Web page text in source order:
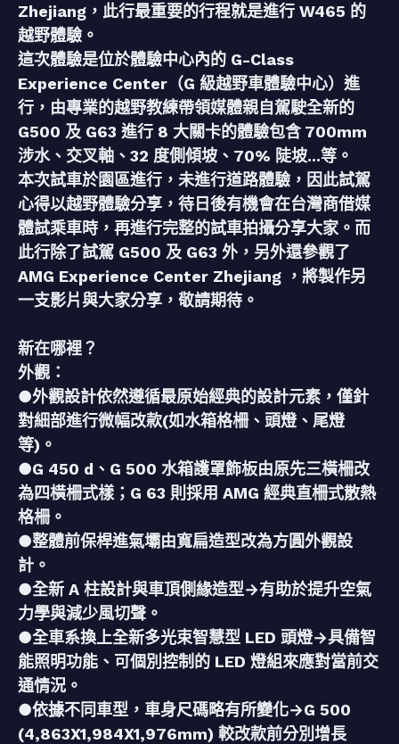
Zhejiang，此行最重要的行程就是進行 W465 的
越野體驗。
這次體驗是位於體驗中心內的 G-Class
Experience Center（G 級越野車體驗中心）進
行，由專業的越野教練帶領媒體親自駕駛全新的
G500 及 G63 進行 8 大關卡的體驗包含 700mm
涉水、交叉軸、32 度側傾坡、70% 陡坡...等。
本次試車於園區進行，未進行道路體驗，因此試駕
心得以越野體驗分享，待日後有機會在台灣商借媒
體試乘車時，再進行完整的試車拍攝分享大家。而
此行除了試駕 G500 及 G63 外，另外還參觀了
AMG Experience Center Zhejiang ，將製作另
一支影片與大家分享，敬請期待。
新在哪裡？
外觀：
●外觀設計依然遵循最原始經典的設計元素，僅針
對細部進行微幅改款(如水箱格柵、頭燈、尾燈
等)。
●G 450 d、G 500 水箱護罩飾板由原先三橫柵改
為四橫柵式樣；G 63 則採用 AMG 經典直柵式散熱
格柵。
●整體前保桿進氣壩由寬扁造型改為方圓外觀設
計。
●全新 A 柱設計與車頂側緣造型→有助於提升空氣
力學與減少風切聲。
●全車系換上全新多光束智慧型 LED 頭燈→具備智
能照明功能、可個別控制的 LED 燈組來應對當前交
通情況。
●依據不同車型，車身尺碼略有所變化→G 500
(4,863X1,984X1,976mm) 較改款前分別增長